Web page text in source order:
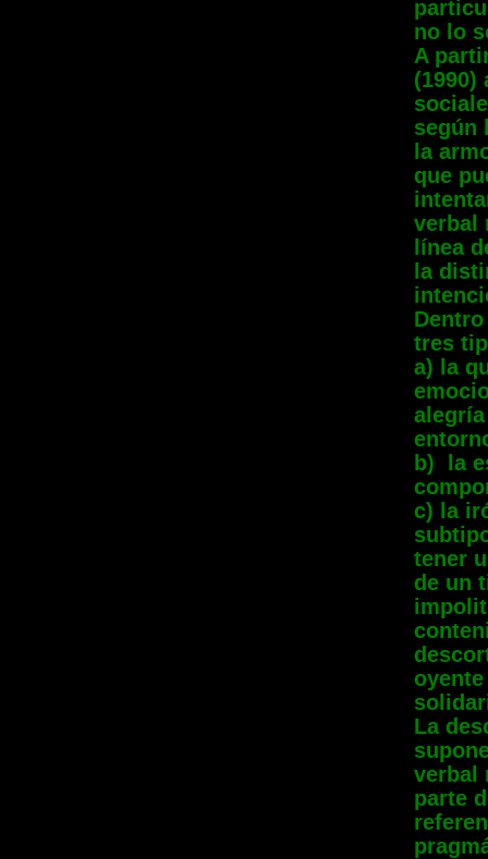
no lo
A
(1990)
según
la
que
verbal
línea
la
tres
a) la
b) la
c) la
tener
de un
La
verbal
parte